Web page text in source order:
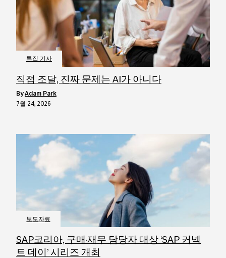
특집 기사
직접 조달, 진짜 문제는 AI가 아니다
byAdam Park
7월 24, 2026
보도자료
SAP코리아, 구매·재무 담당자 대상 ‘SAP 커넥
트 데이’ 시리즈 개최